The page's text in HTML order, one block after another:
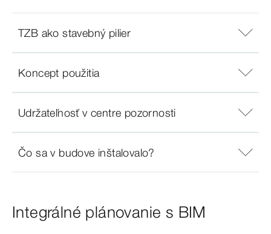
TZB ako stavebný pilier
Koncept použitia
Udržateľnosť v centre pozornosti
Čo sa v budove inštalovalo?
Integrálné plánovanie s BIM